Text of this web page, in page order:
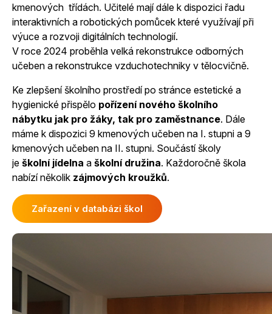
kmenových třídách. Učitelé mají dále k dispozici řadu
interaktivních a robotických pomůcek které využívají při
výuce a rozvoji digitálních technologií.
V roce 2024 proběhla velká rekonstrukce odborných
učeben a rekonstrukce vzduchotechniky v tělocvičně.
Ke zlepšení školního prostředí po stránce estetické a
hygienické přispělo pořízení nového školního
nábytku jak pro žáky, tak pro zaměstnance. Dále
máme k dispozici 9 kmenových učeben na I. stupni a 9
kmenových učeben na II. stupni. Součástí školy
je školní jídelna a školní družina. Každoročně škola
nabízí několik zájmových kroužků.
Zařazení v databázi škol